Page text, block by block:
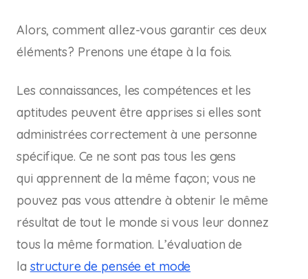
Alors, comment allez-vous garantir ces deux
éléments? Prenons une étape à la fois.
Les connaissances, les compétences et les
aptitudes peuvent être apprises si elles sont
administrées correctement à une personne
spécifique. Ce ne sont pas tous les gens
qui apprennent de la même façon; vous ne
pouvez pas vous attendre à obtenir le même
résultat de tout le monde si vous leur donnez
tous la même formation. L’évaluation de
la structure de pensée et mode